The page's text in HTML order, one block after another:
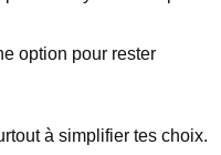
option pour rester
à simplifier tes choix.